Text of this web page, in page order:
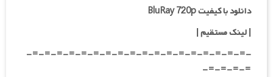
دانلود با کیفیت BluRay 720p
| لینک مستقیم |
-=-=-=-=-=-=-=-=-=-=-=-=-=-=-=-=-=-=-
=-=-=-=-